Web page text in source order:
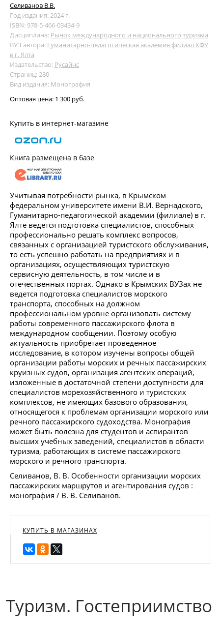
Селиванов В.В.
Год издания: 2024 г.
ISBN: 978-5-466-03434-9
Дисциплина: Рынок международного и национального туризма
ВУЗ автора: Гуманитарно-педагогическая академия филиал КФУ
в г. Ялта
Издательство: Русайнс
Страниц: 280
Вид издания: Монография
Оптовая цена: 1 300 руб.
Купить в интернет-магазине
Книга размещена в базе
Учитывая потребности рынка, в Крымском
федеральном университете имени В.И. Вернадского,
Гуманитарно-педагогической академии (филиале) в г.
Ялте ведется подготовка специалистов, способных
профессионально решать комплекс вопросов,
связанных с организацией туристского обслуживания,
то есть успешно работать на предприятиях и в
организациях, осуществляющих туристскую
сервисную деятельность, в том числе и в
отечественных портах. Однако в Крымских ВУЗах не
ведется подготовка специалистов морского
транспорта, способных на должном
профессиональном уровне организовать систему
работы современного пассажирского флота в
международном сообщении. Поэтому особую
актуальность приобретает проведенное
исследование, в котором изучены вопросы общей
организации работы морских и речных пассажирских
круизных судов, организация агентских операций,
изложенные в достаточной степени доступности для
специалистов морехозяйственного и туристских
комплексов, не имеющих базового образования,
относящегося к проблемам организации морского или
речного пассажирского судоходства. Монография
может быть полезна для студентов и аспирантов
высших учебных заведений, специалистов в области
туризма, работающих в системе пассажирского
морского и речного транспорта.
Селиванов, В. В. Особенности организации морских
пассажирских маршрутов и агентирования судов :
монография / В. В. Селиванов.
КУПИТЬ В МАГАЗИНАХ
Туризм. Гостеприимство